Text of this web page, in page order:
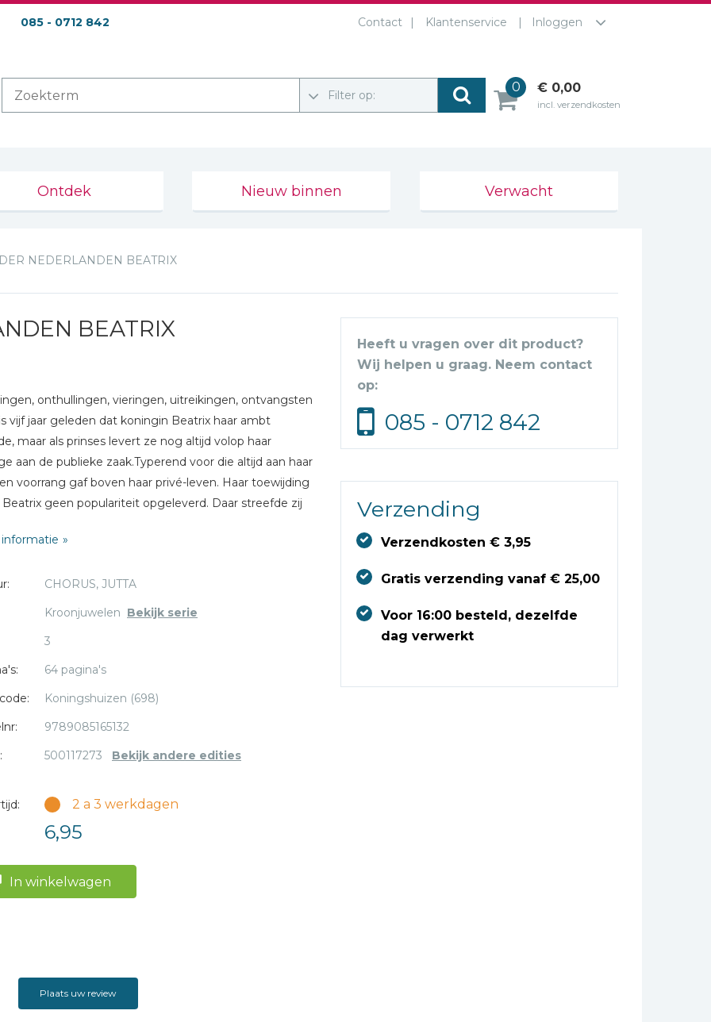
085 - 0712 842 Contact Klantenservice Inloggen
Filter op:
0 € 0,00
incl. verzendkosten
Ontdek Nieuw binnen Verwacht
NEDERLANDEN BEATRIX
BEATRIX
onthullingen, vieringen, uitreikingen, ontvangsten
vijf jaar geleden dat koningin Beatrix haar ambt
maar als prinses levert ze nog altijd volop haar
aan de publieke zaak.Typerend voor die altijd aan haar
voorrang gaf boven haar privé-leven. Haar toewijding
geen populariteit opgeleverd. Daar streefde zij
'Ik kan geen goed meer doen in dit land.'
is journalist. Zij schrijft twee keer per week een
in de NRC. In 2002 kreeg zij de NDP-
CHORUS, JUTTA
Kroonjuwelen Bekijk serie
3
64 pagina's
Koningshuizen (698)
9789085165132
500117273 Bekijk andere edities
2 a 3 werkdagen
6,95
In winkelwagen
Heeft u vragen over dit product?
Wij helpen u graag. Neem contact
op:
085 - 0712 842
Verzending
Verzendkosten € 3,95
Gratis verzending vanaf € 25,00
Voor 16:00 besteld, dezelfde
dag verwerkt
Plaats uw review